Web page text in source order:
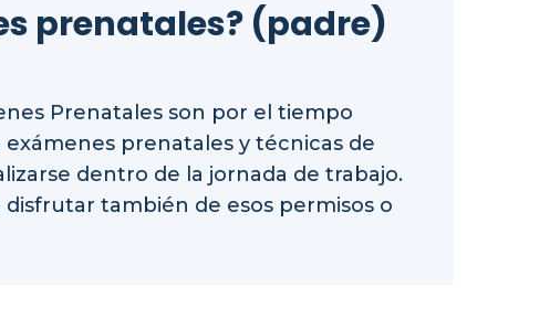
prenatales? (padre)
Prenatales son por el tiempo
prenatales y técnicas de
dentro de la jornada de trabajo.
también de esos permisos o